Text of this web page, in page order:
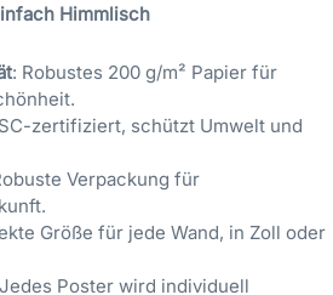
Himmlisch
: Robustes 200 g/m² Papier für
zertifiziert, schützt Umwelt und
Verpackung für
Größe für jede Wand, in Zoll oder
Poster wird individuell